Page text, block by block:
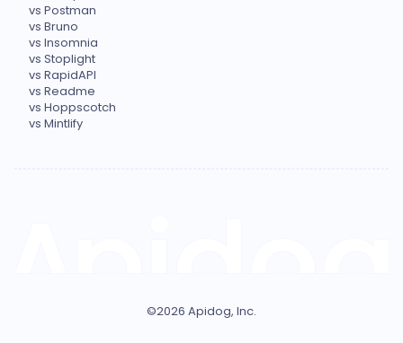
vs Postman
vs Bruno
vs Insomnia
vs Stoplight
vs RapidAPI
vs Readme
vs Hoppscotch
vs Mintlify
©2026 Apidog, Inc.